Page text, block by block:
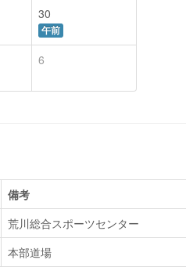
30
午前
6
備考
荒川総合スポーツセンター
本部道場